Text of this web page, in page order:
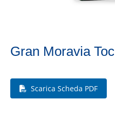
Gran Moravia
Scarica Scheda PDF